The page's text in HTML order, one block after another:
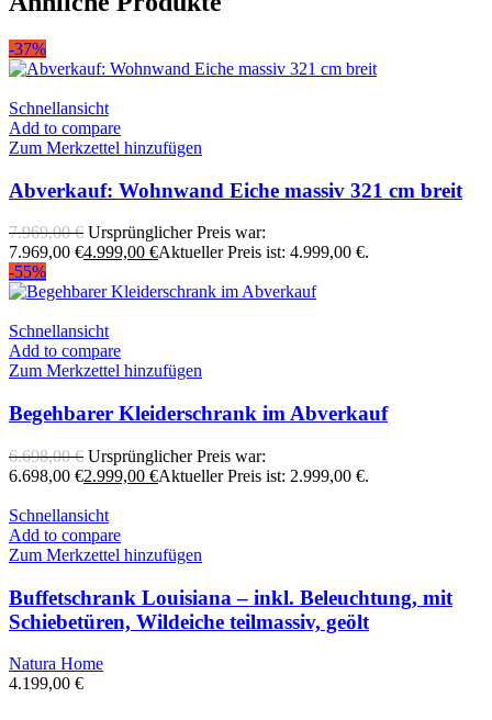
-37%
Schnellansicht
Add to compare
Zum Merkzettel hinzufügen
Abverkauf: Wohnwand Eiche massiv 321 cm breit
7.969,00€ Ursprünglicher Preis war:
7.969,00 €4.999,00 €Aktueller Preis ist: 4.999,00 €.
-55%
Schnellansicht
Add to compare
Zum Merkzettel hinzufügen
Begehbarer Kleiderschrank im Abverkauf
6.698,00€ Ursprünglicher Preis war:
6.698,00 €2.999,00 €Aktueller Preis ist: 2.999,00 €.
Schnellansicht
Add to compare
Zum Merkzettel hinzufügen
Buffetschrank Louisiana – inkl. Beleuchtung, mit
Schiebetüren, Wildeiche teilmassiv, geölt
Natura Home
4.199,00 €